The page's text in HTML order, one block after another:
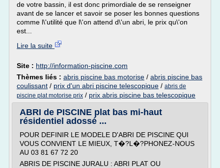
de votre bassin, il est donc primordiale de se renseigner
avant de se lancer et savoir se poser les bonnes questions
comme l\'utilité que l\'on attend d\'un abri, le prix qu\'on
est...
Lire la suite
Site : http://information-piscine.com
Thèmes liés : abris piscine bas motorise / abris piscine bas
coulissant / prix d'un abri piscine telescopique / abris de
piscine plat motorise prix / prix abris piscine bas telescopique
ABRI de PISCINE plat bas mi-haut
résidentiel adossé ...
POUR DEFINIR LE MODELE D'ABRI DE PISCINE QUI
VOUS CONVIENT LE MIEUX, T�?L�?PHONEZ-NOUS
AU 03 81 67 72 20
ABRIS DE PISCINE JURALU : ABRI PLAT OU